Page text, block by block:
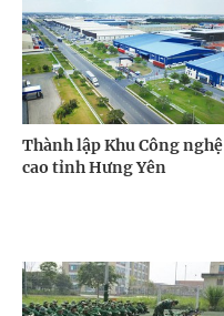
Thành lập Khu Công nghệ
cao tỉnh Hưng Yên